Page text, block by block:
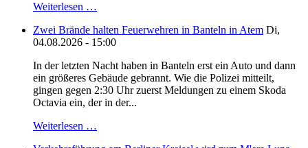
Weiterlesen …
Zwei Brände halten Feuerwehren in Banteln in Atem Di,
04.08.2026 - 15:00
In der letzten Nacht haben in Banteln erst ein Auto und dann
ein größeres Gebäude gebrannt. Wie die Polizei mitteilt,
gingen gegen 2:30 Uhr zuerst Meldungen zu einem Skoda
Octavia ein, der in der...
Weiterlesen …